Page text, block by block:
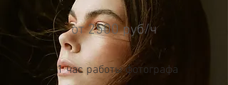
от 2500 руб/ч
- 1 час работы фотографа